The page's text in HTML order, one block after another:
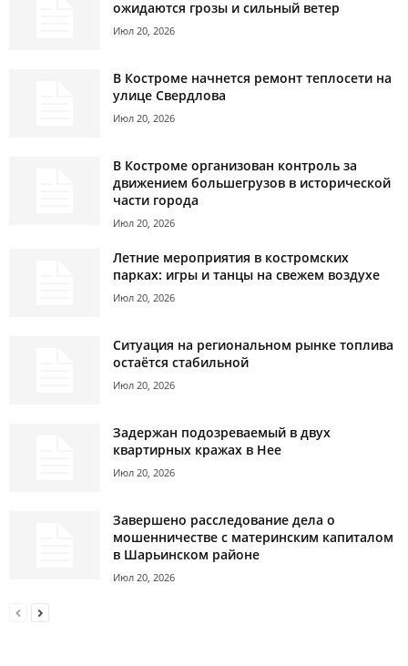
ожидаются грозы и сильный ветер
Июл 20, 2026
В Костроме начнется ремонт теплосети на
улице Свердлова
Июл 20, 2026
В Костроме организован контроль за
движением большегрузов в исторической
части города
Июл 20, 2026
Летние мероприятия в костромских
парках: игры и танцы на свежем воздухе
Июл 20, 2026
Ситуация на региональном рынке топлива
остаётся стабильной
Июл 20, 2026
Задержан подозреваемый в двух
квартирных кражах в Нее
Июл 20, 2026
Завершено расследование дела о
мошенничестве с материнским капиталом
в Шарьинском районе
Июл 20, 2026